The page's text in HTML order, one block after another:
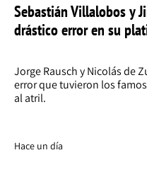
Sebastián Villalobos y
drástico error en su
Jorge Rausch y Nicolás de
error que tuvieron los
al atril.
Hace un día